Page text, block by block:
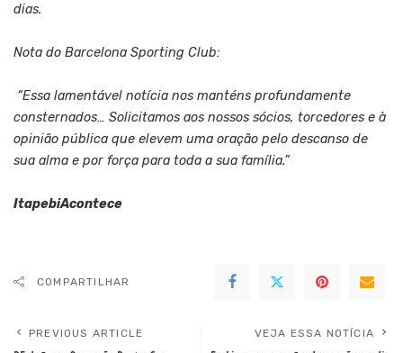
dias.
Nota do Barcelona Sporting Club:
“Essa lamentável notícia nos manténs profundamente
consternados… Solicitamos aos nossos sócios, torcedores e à
opinião pública que elevem uma oração pelo descanso de
sua alma e por força para toda a sua família.”
ItapebiAcontece
COMPARTILHAR
PREVIOUS ARTICLE VEJA ESSA NOTÍCIA